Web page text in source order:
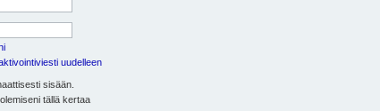
uudelleen
sisään.
tällä kertaa